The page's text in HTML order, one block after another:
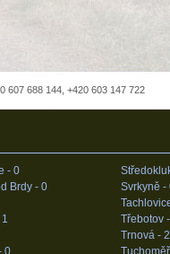
607 688 144, +420 603 147 722
- 0
Brdy - 0
1
0
Svrkyně -
Třebotov -
Trnová - 2